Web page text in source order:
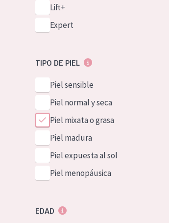
Lift+
Expert
TIPO DE PIEL
Piel sensible
Piel normal y seca
Piel mixata o grasa
Piel madura
Piel expuesta al sol
Piel menopáusica
EDAD